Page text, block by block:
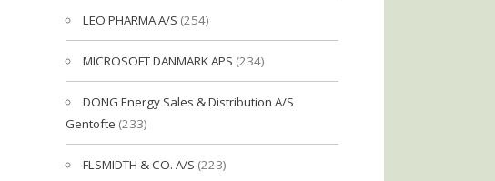
LEO PHARMA A/S (254)
MICROSOFT DANMARK APS (234)
DONG Energy Sales & Distribution A/S
Gentofte (233)
FLSMIDTH & CO. A/S (223)